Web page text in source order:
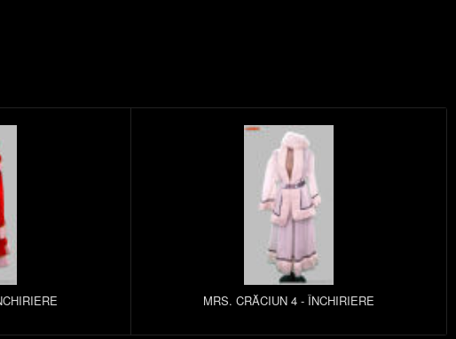
MRS. CRĂCIUN 4 - ÎNCHIRIERE